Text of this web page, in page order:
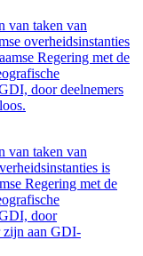
van taken van
overheidsinstanties
Regering met de
door deelnemers
van taken van
is
Regering met de
door
zijn aan GDI-